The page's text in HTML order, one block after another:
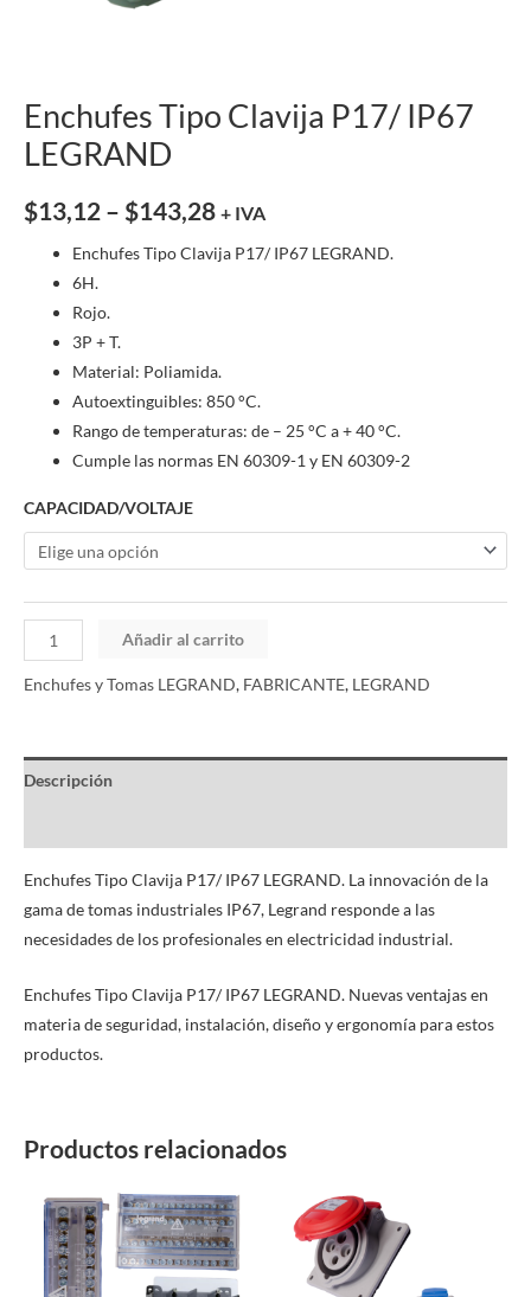
Enchufes Tipo Clavija P17/ IP67
LEGRAND
$13,12 – $143,28 + IVA
Enchufes Tipo Clavija P17/ IP67 LEGRAND.
6H.
Rojo.
3P + T.
Material: Poliamida.
Autoextinguibles: 850 °C.
Rango de temperaturas: de – 25 °C a + 40 °C.
Cumple las normas EN 60309-1 y EN 60309-2
CAPACIDAD/VOLTAJE
Añadir al carrito
Enchufes y Tomas LEGRAND, FABRICANTE, LEGRAND
Descripción
Enchufes Tipo Clavija P17/ IP67 LEGRAND. La innovación de la
gama de tomas industriales IP67, Legrand responde a las
necesidades de los profesionales en electricidad industrial.
Enchufes Tipo Clavija P17/ IP67 LEGRAND. Nuevas ventajas en
materia de seguridad, instalación, diseño y ergonomía para estos
productos.
Productos relacionados
Este
producto
tiene
múltiples